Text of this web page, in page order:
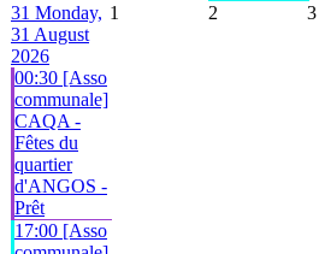
31 Monday,
31 August
2026
00:30 [Asso
communale]
CAQA -
Fêtes du
quartier
d'ANGOS -
Prêt
17:00 [Asso
1 2 3